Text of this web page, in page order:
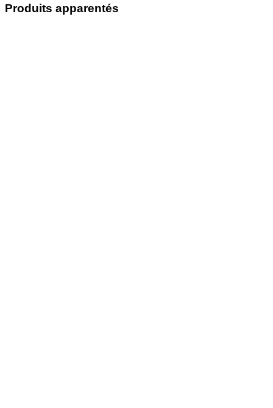
Produits apparentés